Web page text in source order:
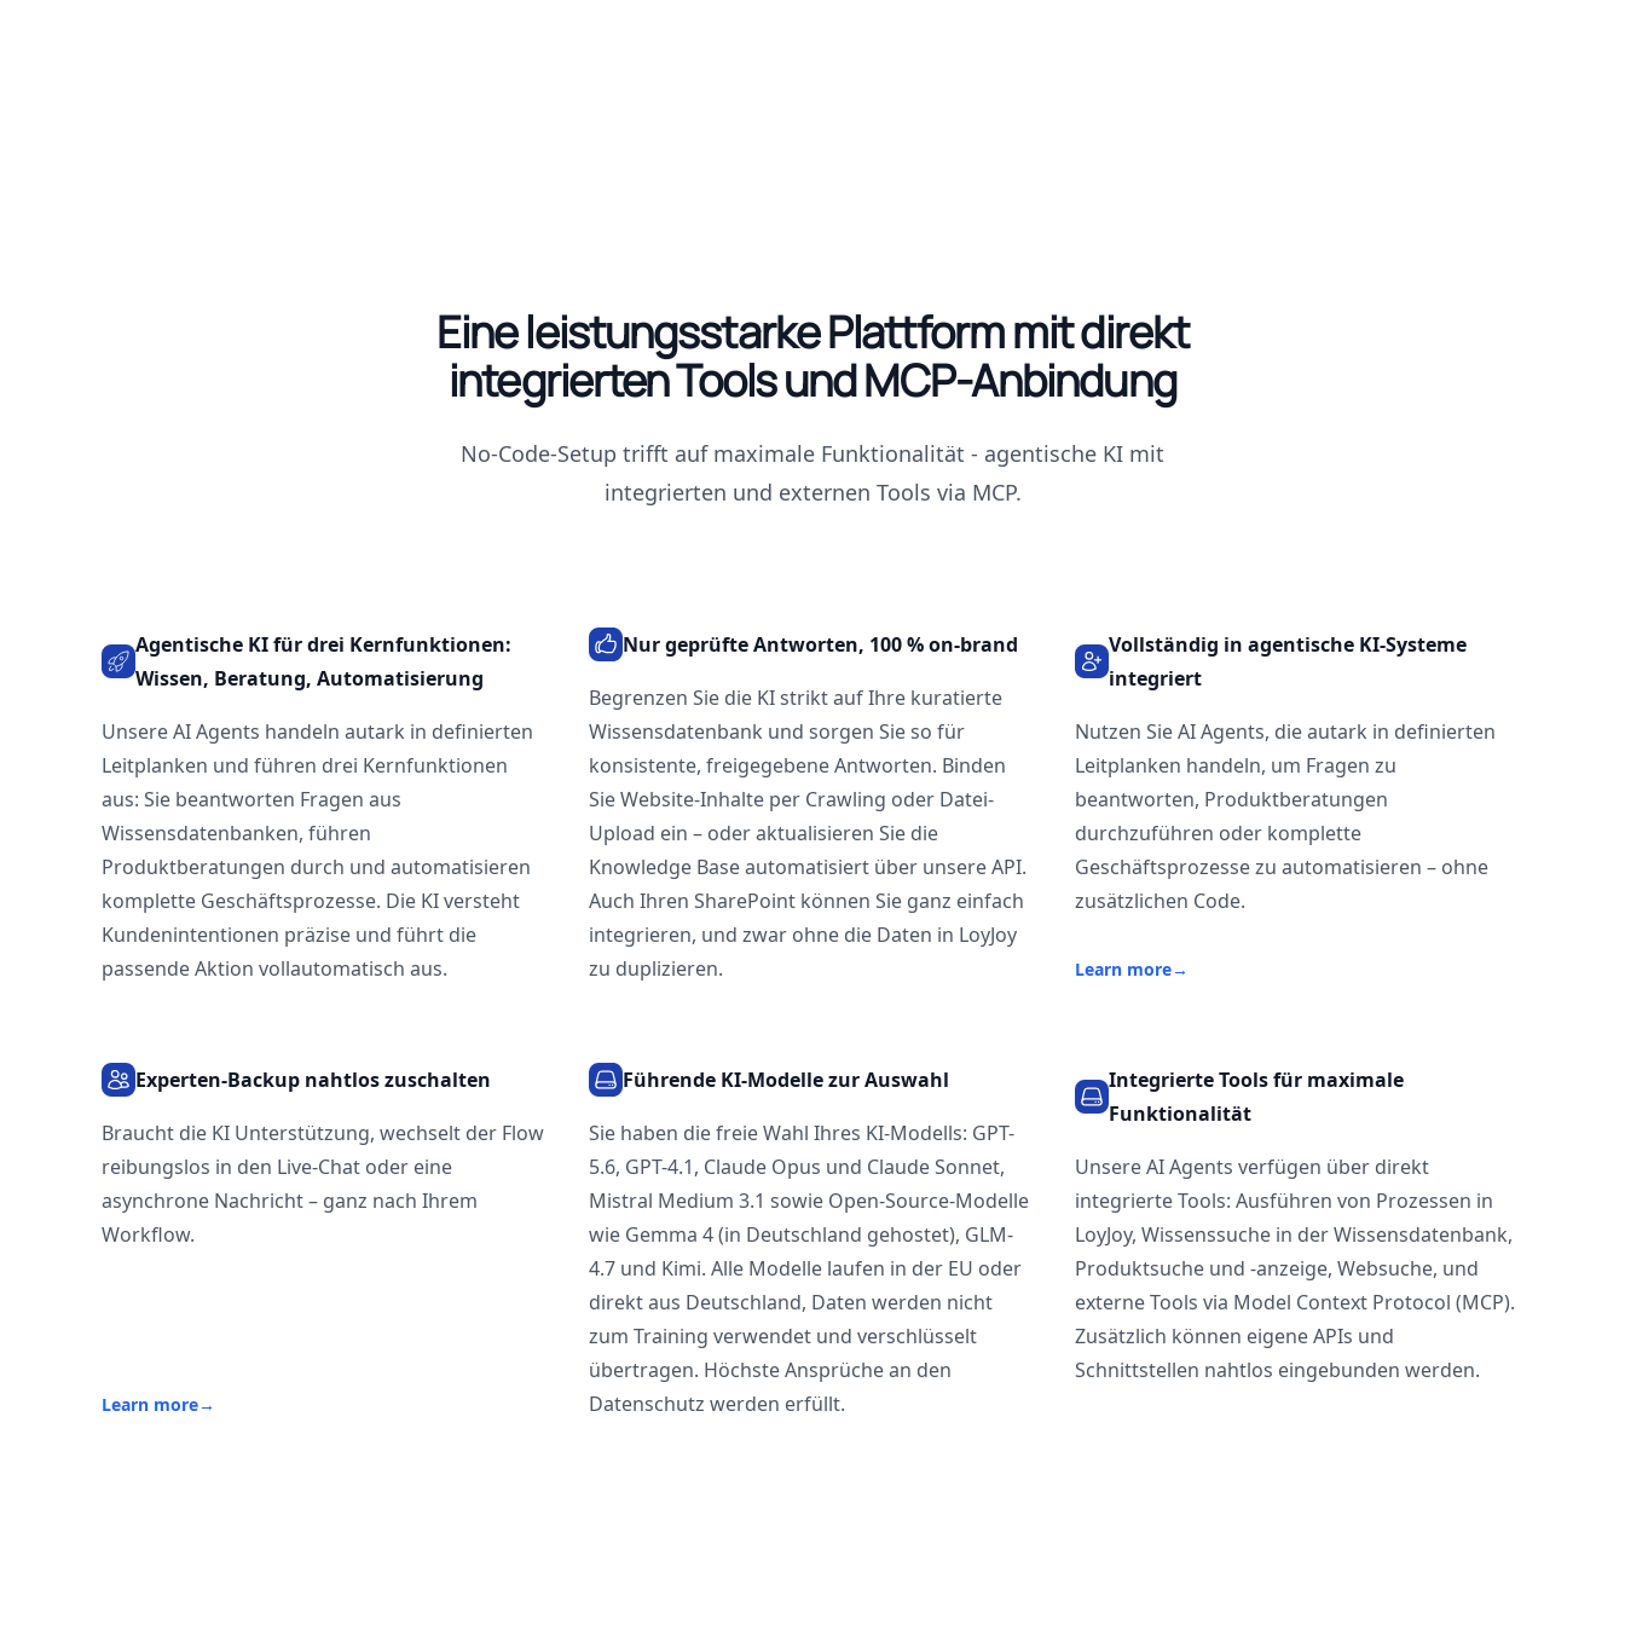
Eine leistungsstarke Plattform mit direkt
integrierten Tools und MCP-Anbindung
No-Code-Setup trifft auf maximale Funktionalität - agentische KI mit
integrierten und externen Tools via MCP.
Agentische KI für drei Kernfunktionen:
Wissen, Beratung, Automatisierung
Unsere AI Agents handeln autark in definierten
Leitplanken und führen drei Kernfunktionen
aus: Sie beantworten Fragen aus
Wissensdatenbanken, führen
Produktberatungen durch und automatisieren
komplette Geschäftsprozesse. Die KI versteht
Kundenintentionen präzise und führt die
passende Aktion vollautomatisch aus.
Nur geprüfte Antworten, 100 % on-brand
Begrenzen Sie die KI strikt auf Ihre kuratierte
Wissensdatenbank und sorgen Sie so für
konsistente, freigegebene Antworten. Binden
Sie Website-Inhalte per Crawling oder Datei-
Upload ein – oder aktualisieren Sie die
Knowledge Base automatisiert über unsere API.
Auch Ihren SharePoint können Sie ganz einfach
integrieren, und zwar ohne die Daten in LoyJoy
zu duplizieren.
Vollständig in agentische KI-Systeme
integriert
Nutzen Sie AI Agents, die autark in definierten
Leitplanken handeln, um Fragen zu
beantworten, Produktberatungen
durchzuführen oder komplette
Geschäftsprozesse zu automatisieren – ohne
zusätzlichen Code.
Learn more→
Experten-Backup nahtlos zuschalten
Braucht die KI Unterstützung, wechselt der Flow
reibungslos in den Live-Chat oder eine
asynchrone Nachricht – ganz nach Ihrem
Workflow.
Learn more→
Führende KI-Modelle zur Auswahl
Sie haben die freie Wahl Ihres KI-Modells: GPT-
5.6, GPT-4.1, Claude Opus und Claude Sonnet,
Mistral Medium 3.1 sowie Open-Source-Modelle
wie Gemma 4 (in Deutschland gehostet), GLM-
4.7 und Kimi. Alle Modelle laufen in der EU oder
direkt aus Deutschland, Daten werden nicht
zum Training verwendet und verschlüsselt
übertragen. Höchste Ansprüche an den
Datenschutz werden erfüllt.
Integrierte Tools für maximale
Funktionalität
Unsere AI Agents verfügen über direkt
integrierte Tools: Ausführen von Prozessen in
LoyJoy, Wissenssuche in der Wissensdatenbank,
Produktsuche und -anzeige, Websuche, und
externe Tools via Model Context Protocol (MCP).
Zusätzlich können eigene APIs und
Schnittstellen nahtlos eingebunden werden.